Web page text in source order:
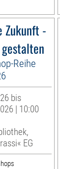
Zukunft -
Reihe
bis
| 10:00
EG